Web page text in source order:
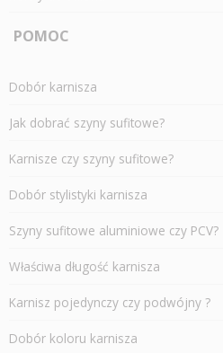
POMOC
Dobór karnisza
Jak dobrać szyny sufitowe?
Karnisze czy szyny sufitowe?
Dobór stylistyki karnisza
Szyny sufitowe aluminiowe czy PCV?
Właściwa długość karnisza
Karnisz pojedynczy czy podwójny ?
Dobór koloru karnisza